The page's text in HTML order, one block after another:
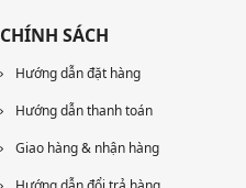
CHÍNH SÁCH
Hướng dẫn đặt hàng
Hướng dẫn thanh toán
Giao hàng & nhận hàng